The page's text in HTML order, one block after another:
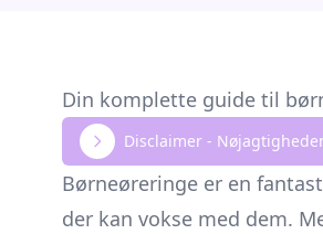
Din komplette guide til
Disclaimer -
Børneøreringe er en
der kan vokse med dem.